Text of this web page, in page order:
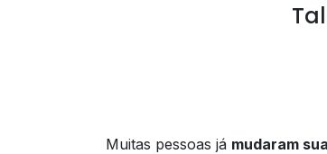
Muitas pessoas já mudaram